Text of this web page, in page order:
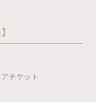
チケット